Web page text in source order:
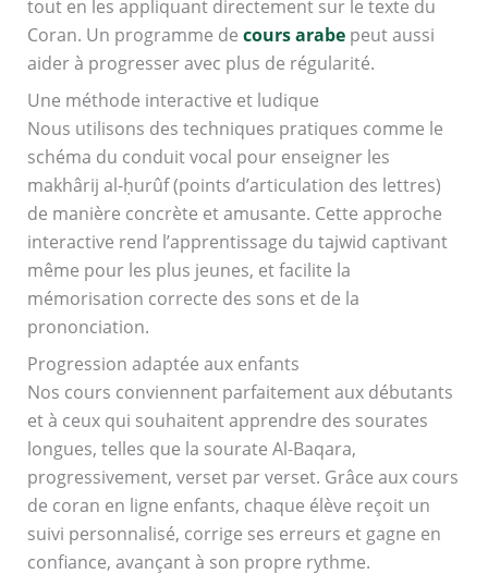
tout en les appliquant directement sur le texte du
Coran. Un programme de cours arabepeut aussi
aider à progresser avec plus de régularité.
Une méthode interactive et ludique
Nous utilisons des techniques pratiques comme le
schéma du conduit vocal pour enseigner les
makhârij al-ḥurûf (points d’articulation des lettres)
de manière concrète et amusante. Cette approche
interactive rend l’apprentissage du tajwid captivant
même pour les plus jeunes, et facilite la
mémorisation correcte des sons et de la
prononciation.
Progression adaptée aux enfants
Nos cours conviennent parfaitement aux débutants
et à ceux qui souhaitent apprendre des sourates
longues, telles que la sourate Al-Baqara,
progressivement, verset par verset. Grâce aux cours
de coran en ligne enfants, chaque élève reçoit un
suivi personnalisé, corrige ses erreurs et gagne en
confiance, avançant à son propre rythme.